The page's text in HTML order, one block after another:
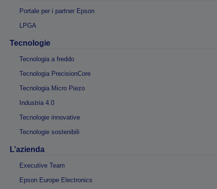
Portale per i partner Epson
LPGA
Tecnologie
Tecnologia a freddo
Tecnologia PrecisionCore
Tecnologia Micro Piezo
Industria 4.0
Tecnologie innovative
Tecnologie sostenibili
L’azienda
Executive Team
Epson Europe Electronics